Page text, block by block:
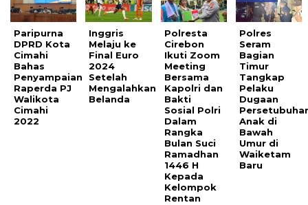
Paripurna
DPRD Kota
Cimahi
Bahas
Penyampaian
Raperda PJ
Walikota
Cimahi
2022
Inggris
Melaju ke
Final Euro
2024
Setelah
Mengalahkan
Belanda
Polresta
Cirebon
Ikuti Zoom
Meeting
Bersama
Kapolri dan
Bakti
Sosial Polri
Dalam
Rangka
Bulan Suci
Ramadhan
1446 H
Kepada
Kelompok
Rentan
Polres
Seram
Bagian
Timur
Tangkap
Pelaku
Dugaan
Anak di
Bawah
Umur di
Waiketam
Baru